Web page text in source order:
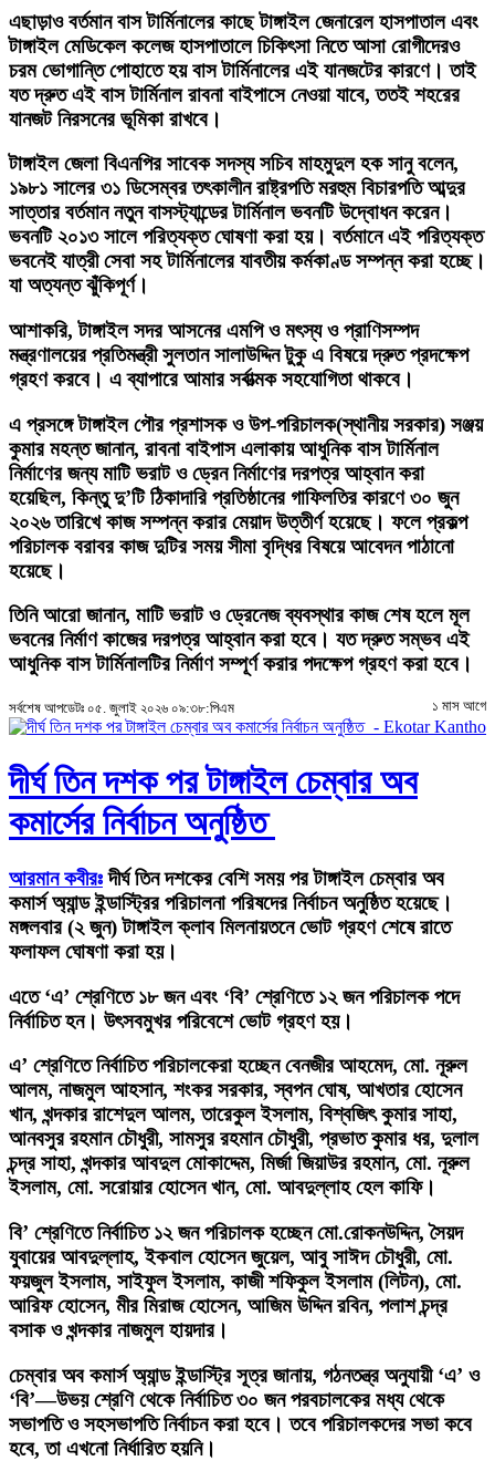
এছাড়াও বর্তমান বাস টার্মিনালের কাছে টাঙ্গাইল জেনারেল হাসপাতাল এবং
টাঙ্গাইল মেডিকেল কলেজ হাসপাতালে চিকিৎসা নিতে আসা রোগীদেরও
চরম ভোগান্তি পোহাতে হয় বাস টার্মিনালের এই যানজটের কারণে। তাই
যত দ্রুত এই বাস টার্মিনাল রাবনা বাইপাসে নেওয়া যাবে, ততই শহরের
যানজট নিরসনের ভূমিকা রাখবে।
টাঙ্গাইল জেলা বিএনপির সাবেক সদস্য সচিব মাহমুদুল হক সানু বলেন,
১৯৮১ সালের ৩১ ডিসেম্বর তৎকালীন রাষ্ট্রপতি মরহুম বিচারপতি আব্দুর
সাত্তার বর্তমান নতুন বাসস্ট্যান্ডের টার্মিনাল ভবনটি উদ্বোধন করেন।
ভবনটি ২০১৩ সালে পরিত্যক্ত ঘোষণা করা হয়। বর্তমানে এই পরিত্যক্ত
ভবনেই যাত্রী সেবা সহ টার্মিনালের যাবতীয় কর্মকাণ্ড সম্পন্ন করা হচ্ছে।
যা অত্যন্ত ঝুঁকিপূর্ণ।
আশাকরি, টাঙ্গাইল সদর আসনের এমপি ও মৎস্য ও প্রাণিসম্পদ
মন্ত্রণালয়ের প্রতিমন্ত্রী সুলতান সালাউদ্দিন টুকু এ বিষয়ে দ্রুত প্রদক্ষেপ
গ্রহণ করবে। এ ব্যাপারে আমার সর্বাত্মক সহযোগিতা থাকবে।
এ প্রসঙ্গে টাঙ্গাইল পৌর প্রশাসক ও উপ-পরিচালক(স্থানীয় সরকার) সঞ্জয়
কুমার মহন্ত জানান, রাবনা বাইপাস এলাকায় আধুনিক বাস টার্মিনাল
নির্মাণের জন্য মাটি ভরাট ও ড্রেন নির্মাণের দরপত্র আহ্বান করা
হয়েছিল, কিন্তু দু’টি ঠিকাদারি প্রতিষ্ঠানের গাফিলতির কারণে ৩০ জুন
২০২৬ তারিখে কাজ সম্পন্ন করার মেয়াদ উত্তীর্ণ হয়েছে। ফলে প্রকল্প
পরিচালক বরাবর কাজ দুটির সময় সীমা বৃদ্ধির বিষয়ে আবেদন পাঠানো
হয়েছে।
তিনি আরো জানান, মাটি ভরাট ও ড্রেনেজ ব্যবস্থার কাজ শেষ হলে মূল
ভবনের নির্মাণ কাজের দরপত্র আহ্বান করা হবে। যত দ্রুত সম্ভব এই
আধুনিক বাস টার্মিনালটির নির্মাণ সম্পূর্ণ করার পদক্ষেপ গ্রহণ করা হবে।
সর্বশেষ আপডেটঃ ০৫. জুলাই ২০২৬ ০৯:৩৮:পিএম ১ মাস আগে
দীর্ঘ তিন দশক পর টাঙ্গাইল চেম্বার অব
কমার্সের নির্বাচন অনুষ্ঠিত
আরমান কবীরঃদীর্ঘ তিন দশকের বেশি সময় পর টাঙ্গাইল চেম্বার অব
কমার্স অ্যান্ড ইন্ডাস্ট্রির পরিচালনা পরিষদের নির্বাচন অনুষ্ঠিত হয়েছে।
মঙ্গলবার (২ জুন) টাঙ্গাইল ক্লাব মিলনায়তনে ভোট গ্রহণ শেষে রাতে
ফলাফল ঘোষণা করা হয়।
এতে ‘এ’ শ্রেণিতে ১৮ জন এবং ‘বি’ শ্রেণিতে ১২ জন পরিচালক পদে
নির্বাচিত হন। উৎসবমুখর পরিবেশে ভোট গ্রহণ হয়।
এ’ শ্রেণিতে নির্বাচিত পরিচালকেরা হচ্ছেন বেনজীর আহমেদ, মো. নূরুল
আলম, নাজমুল আহসান, শংকর সরকার, স্বপন ঘোষ, আখতার হোসেন
খান, খন্দকার রাশেদুল আলম, তারেকুল ইসলাম, বিশ্বজিৎ কুমার সাহা,
আনবসুর রহমান চৌধুরী, সামসুর রহমান চৌধুরী, প্রভাত কুমার ধর, দুলাল
চন্দ্র সাহা, খন্দকার আবদুল মোকাদ্দেম, মির্জা জিয়াউর রহমান, মো. নূরুল
ইসলাম, মো. সরোয়ার হোসেন খান, মো. আবদুল্লাহ হেল কাফি।
বি’ শ্রেণিতে নির্বাচিত ১২ জন পরিচালক হচ্ছেন মো.রোকনউদ্দিন, সৈয়দ
যুবায়ের আবদুল্লাহ, ইকবাল হোসেন জুয়েল, আবু সাঈদ চৌধুরী, মো.
ফয়জুল ইসলাম, সাইফুল ইসলাম, কাজী শফিকুল ইসলাম (লিটন), মো.
আরিফ হোসেন, মীর মিরাজ হোসেন, আজিম উদ্দিন রবিন, পলাশ চন্দ্র
বসাক ও খন্দকার নাজমুল হায়দার।
চেম্বার অব কমার্স অ্যান্ড ইন্ডাস্ট্রি সূত্র জানায়, গঠনতন্ত্র অনুযায়ী ‘এ’ ও
‘বি’—উভয় শ্রেণি থেকে নির্বাচিত ৩০ জন পরবচালকের মধ্য থেকে
সভাপতি ও সহসভাপতি নির্বাচন করা হবে। তবে পরিচালকদের সভা কবে
হবে, তা এখনো নির্ধারিত হয়নি।